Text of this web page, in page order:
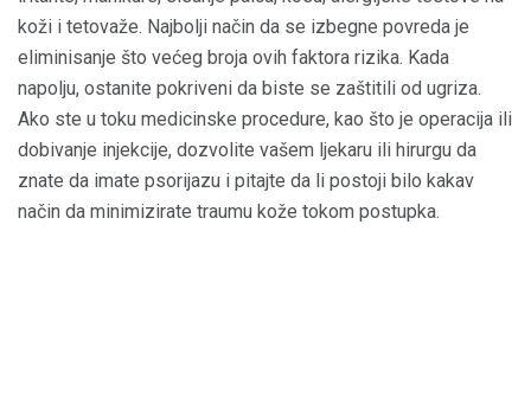
koži i tetovaže. Najbolji način da se izbegne povreda je
eliminisanje što većeg broja ovih faktora rizika. Kada
napolju, ostanite pokriveni da biste se zaštitili od ugriza.
Ako ste u toku medicinske procedure, kao što je operacija ili
dobivanje injekcije, dozvolite vašem ljekaru ili hirurgu da
znate da imate psorijazu i pitajte da li postoji bilo kakav
način da minimizirate traumu kože tokom postupka.